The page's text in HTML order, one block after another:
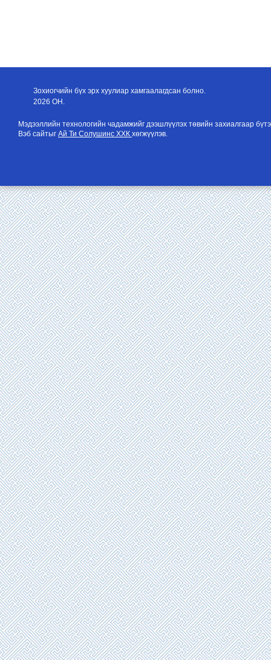
Зохиогчийн бүх эрх хуулиар хамгаалагдсан болно.
2026 ОН.
Мэдээллийн технологийн чадамжийг дээшлүүлэх төвийн захиалгаар
Вэб сайтыг Ай Ти Солушинс ХХК хөгжүүлэв.